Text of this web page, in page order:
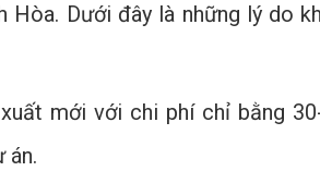
Hòa. Dưới đây là những lý do
mới với chi phí chỉ bằng
án.